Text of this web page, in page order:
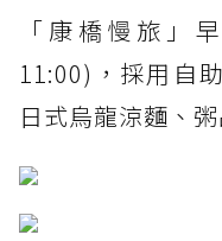
「康橋慢旅」
11:00)，採用自
日式烏龍涼麵、